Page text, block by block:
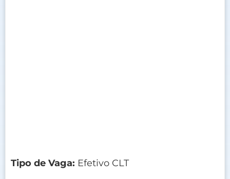
Tipo de Vaga: Efetivo CLT